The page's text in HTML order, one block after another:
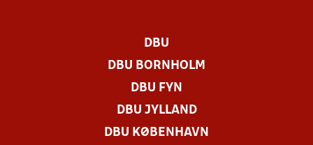
DBU
DBU BORNHOLM
DBU FYN
DBU JYLLAND
DBU KØBENHAVN